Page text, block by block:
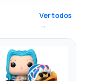
Ver todos
→